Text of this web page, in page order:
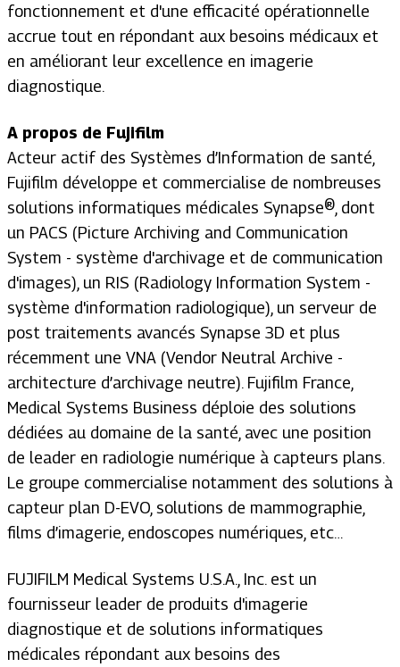
fonctionnement et d'une efficacité opérationnelle
accrue tout en répondant aux besoins médicaux et
en améliorant leur excellence en imagerie
diagnostique.
A propos de Fujifilm
Acteur actif des Systèmes d’Information de santé,
Fujifilm développe et commercialise de nombreuses
solutions informatiques médicales Synapse®, dont
un PACS (Picture Archiving and Communication
System - système d'archivage et de communication
d'images), un RIS (Radiology Information System -
système d'information radiologique), un serveur de
post traitements avancés Synapse 3D et plus
récemment une VNA (Vendor Neutral Archive -
architecture d’archivage neutre). Fujifilm France,
Medical Systems Business déploie des solutions
dédiées au domaine de la santé, avec une position
de leader en radiologie numérique à capteurs plans.
Le groupe commercialise notamment des solutions à
capteur plan D-EVO, solutions de mammographie,
films d’imagerie, endoscopes numériques, etc…
FUJIFILM Medical Systems U.S.A., Inc. est un
fournisseur leader de produits d'imagerie
diagnostique et de solutions informatiques
médicales répondant aux besoins des